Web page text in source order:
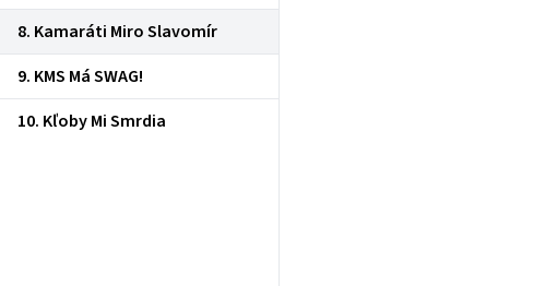
8. Kamaráti Miro Slavomír
9. KMS Má SWAG!
10. Kľoby Mi Smrdia